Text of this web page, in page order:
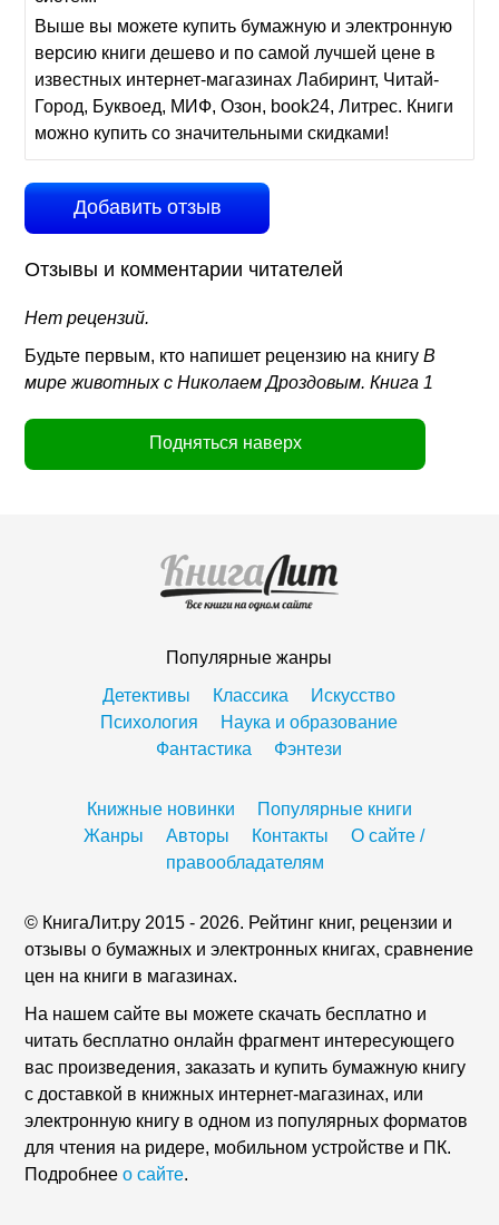
Выше вы можете купить бумажную и электронную
версию книги дешево и по самой лучшей цене в
известных интернет-магазинах Лабиринт, Читай-
Город, Буквоед, МИФ, Озон, book24, Литрес. Книги
можно купить со значительными скидками!
Добавить отзыв
Отзывы и комментарии читателей
Нет рецензий.
Будьте первым, кто напишет рецензию на книгуВ
мире животных с Николаем Дроздовым. Книга 1
Подняться наверх
Популярные жанры
Детективы
Классика
Искусство
Психология
Наука и образование
Фантастика
Фэнтези
Книжные новинки
Популярные книги
Жанры
Авторы Контакты
О сайте /
правообладателям
© КнигаЛит.ру 2015 - 2026. Рейтинг книг, рецензии и
отзывы о бумажных и электронных книгах, сравнение
цен на книги в магазинах.
На нашем сайте вы можете скачать бесплатно и
читать бесплатно онлайн фрагмент интересующего
вас произведения, заказать и купить бумажную книгу
с доставкой в книжных интернет-магазинах, или
электронную книгу в одном из популярных форматов
для чтения на ридере, мобильном устройстве и ПК.
Подробнеео сайте.